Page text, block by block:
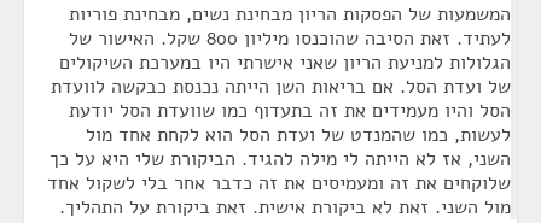
המשמעות של הפסקות הריון מבחינת נשים, מבחינת פוריות
לעתיד. זאת הסיבה שהוכנסו מיליון 800 שקל. האישור של
הגלולות למניעת הריון שאני אישרתי היו במערכת השיקולים
של ועדת הסל. אם בריאות השן הייתה נכנסת כבקשה לוועדת
הסל והיו מעמידים את זה בתעדוף כמו שוועדת הסל יודעת
לעשות, כמו שהמנדט של ועדת הסל הוא לקחת אחד מול
השני, אז לא הייתה לי מילה להגיד. הביקורת שלי היא על כך
שלוקחים את זה ומעמיסים את זה כדבר אחר בלי לשקול אחד
מול השני. זאת לא ביקורת אישית. זאת ביקורת על התהליך.